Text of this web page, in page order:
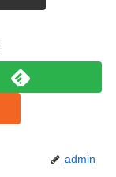
admin